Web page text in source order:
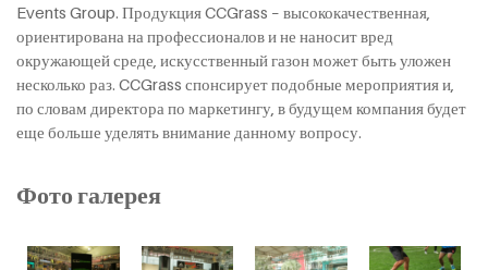
Events Group. Продукция CCGrass – высококачественная,
ориентирована на профессионалов и не наносит вред
окружающей среде, искусственный газон может быть уложен
несколько раз. CCGrass спонсирует подобные мероприятия и,
по словам директора по маркетингу, в будущем компания будет
еще больше уделять внимание данному вопросу.
Фото галерея